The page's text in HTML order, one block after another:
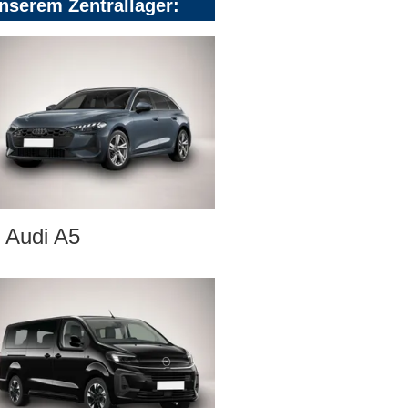
Zentrallager:
Audi A5